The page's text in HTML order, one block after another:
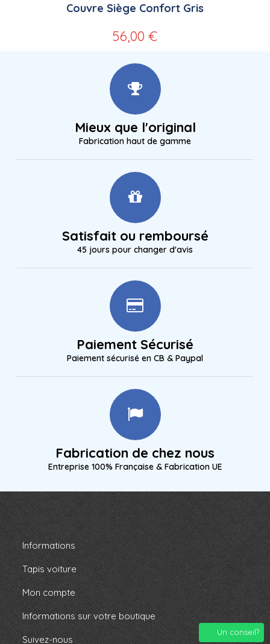
Couvre Siège Confort Gris
56,00 €
Mieux que l'original
Fabrication haut de gamme
Satisfait ou remboursé
45 jours pour changer d'avis
Paiement Sécurisé
Paiement sécurisé en CB & Paypal
Fabrication de chez nous
Entreprise 100% Française & Fabrication UE
Informations
Tapis voiture
Mon compte
Informations sur votre boutique
Suivez-nous
Un conseil?